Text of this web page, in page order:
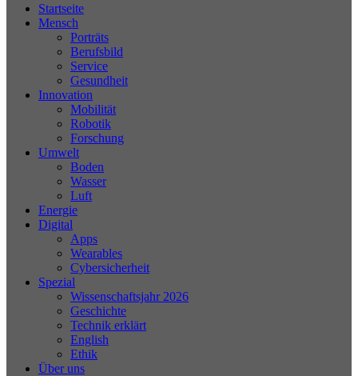
Startseite
Mensch
Porträts
Berufsbild
Service
Gesundheit
Innovation
Mobilität
Robotik
Forschung
Umwelt
Boden
Wasser
Luft
Energie
Digital
Apps
Wearables
Cybersicherheit
Spezial
Wissenschaftsjahr 2026
Geschichte
Technik erklärt
English
Ethik
Über uns